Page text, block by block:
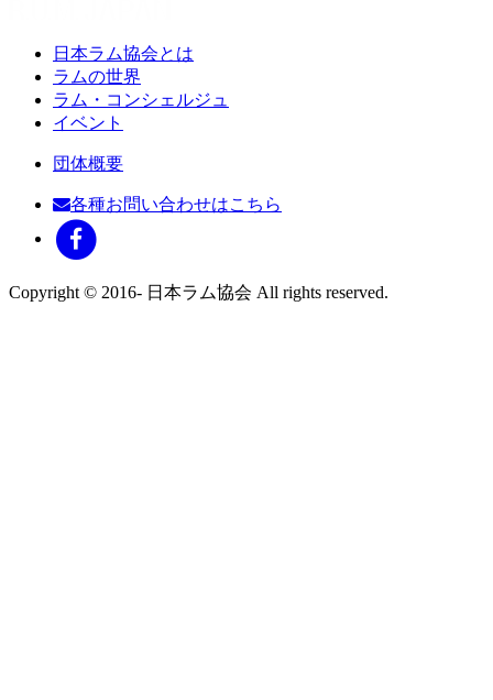
日本ラム協会とは
ラムの世界
ラム・コンシェルジュ
イベント
団体概要
各種お問い合わせはこちら
Copyright © 2016- 日本ラム協会 All rights reserved.